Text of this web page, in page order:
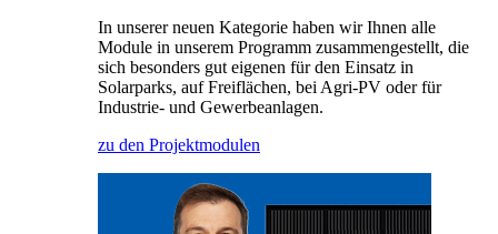
In unserer neuen Kategorie haben wir Ihnen alle
Module in unserem Programm zusammengestellt, die
sich besonders gut eigenen für den Einsatz in
Solarparks, auf Freiflächen, bei Agri-PV oder für
Industrie- und Gewerbeanlagen.
zu den Projektmodulen